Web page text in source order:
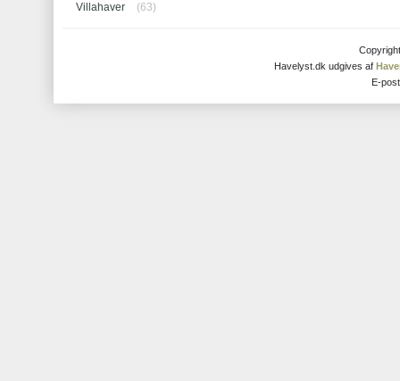
Villahaver
(63)
Havelyst.dk udgives af
E-